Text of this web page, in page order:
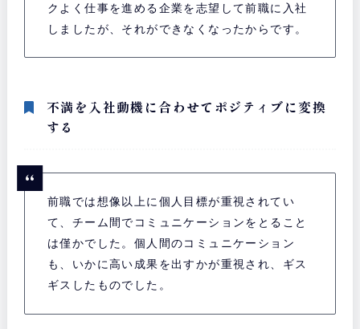
クよく仕事を進める企業を志望して前職に入社
しましたが、それができなくなったからです。
不満を入社動機に合わせてポジティブに変換
する
前職では想像以上に個人目標が重視されてい
て、チーム間でコミュニケーションをとること
は僅かでした。個人間のコミュニケーション
も、いかに高い成果を出すかが重視され、ギス
ギスしたものでした。